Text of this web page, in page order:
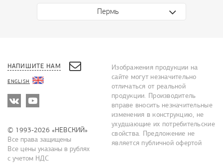
Пермь
Изображения продукции на
сайте могут незначительно
отличаться от реальной
продукции. Производитель
вправе вносить незначительные
изменения в конструкцию, не
ухудшающие их потребительские
свойства. Предложение не
является публичной офертой
НАПИШИТЕ НАМ
ENGLISH
© 1993-2026 «НЕВСКИЙ»
Все права защищены
Все цены указаны в рублях
с учетом НДС